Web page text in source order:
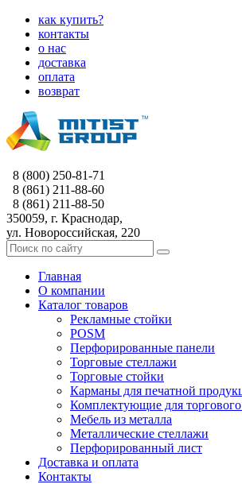
как купить?
контакты
о нас
доставка
оплата
возврат
8 (800) 250-81-71
8 (861) 211-88-60
8 (861) 211-88-50
350059, г. Краснодар,
ул. Новороссийская, 220
Главная
О компании
Каталог товаров
Рекламные стойки
POSM
Перфорированные панели
Торговые стеллажи
Торговые стойки
Карманы для печатной
Комплектующие для
Мебель из металла
Металлические стеллажи
Перфорированный лист
Доставка и оплата
Контакты